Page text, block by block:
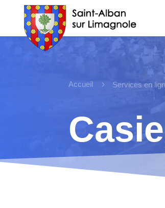
Accueil 5 Services en